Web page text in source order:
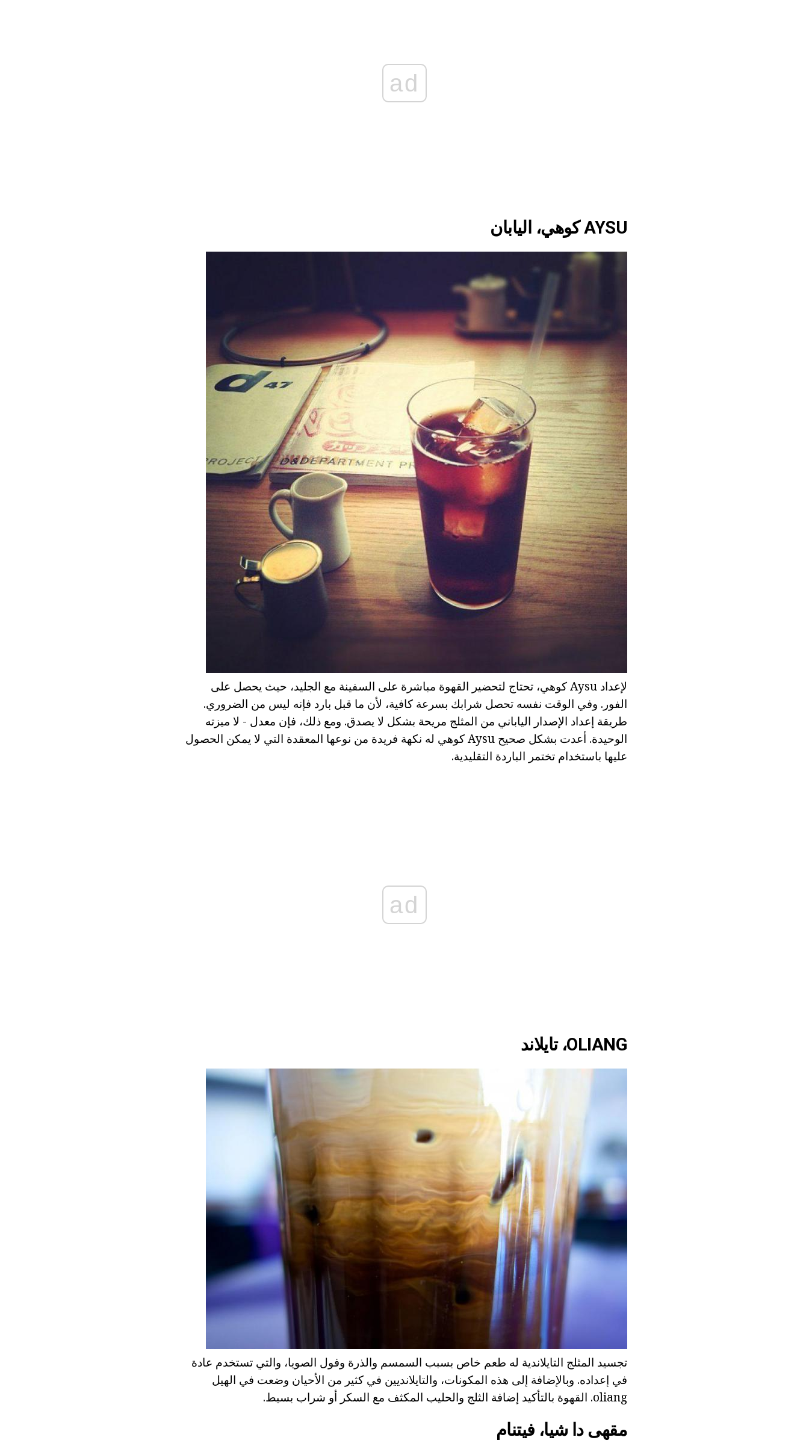
ad
AYSU كوهي، اليابان
لإعداد Aysu كوهي، تحتاج لتحضير القهوة مباشرة على السفينة مع الجليد، حيث يحصل على
الفور. وفي الوقت نفسه تحصل شرابك بسرعة كافية، لأن ما قبل بارد فإنه ليس من الضروري.
طريقة إعداد الإصدار الياباني من المثلج مريحة بشكل لا يصدق. ومع ذلك، فإن معدل - لا ميزته
الوحيدة. أعدت بشكل صحيح Aysu كوهي له نكهة فريدة من نوعها المعقدة التي لا يمكن الحصول
عليها باستخدام تختمر الباردة التقليدية.
ad
OLIANG، تايلاند
تجسيد المثلج التايلاندية له طعم خاص بسبب السمسم والذرة وفول الصويا، والتي تستخدم عادة
في إعداده. وبالإضافة إلى هذه المكونات، والتايلانديين في كثير من الأحيان وضعت في الهيل
oliang. القهوة بالتأكيد إضافة الثلج والحليب المكثف مع السكر أو شراب بسيط.
مقهى دا شيا، فيتنام